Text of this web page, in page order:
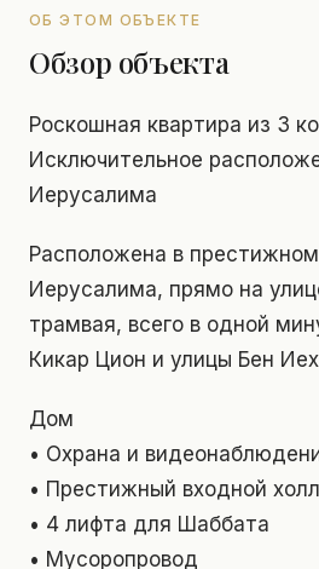
ОБ ЭТОМ ОБЪЕКТЕ
Обзор объекта
Роскошная квартира из 3
Исключительное
Иерусалима
Расположена в
Иерусалима, прямо на
трамвая, всего в одной
Кикар Цион и улицы Бен
Дом
• Охрана и
• Престижный входной холл
• 4 лифта для Шаббата
• Мусоропровод